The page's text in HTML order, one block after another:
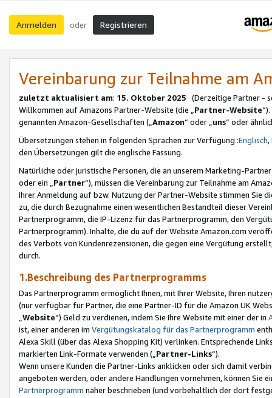
Anmelden oder Registrieren
Vereinbarung zur Teilnahme am
zuletzt aktualisiert am: 15. Oktober 2025 (Derzeitige Partner -
Willkommen auf Amazons Partner-Website (die „Partner-Website
genannten Amazon-Gesellschaften („Amazon“ oder „uns“ oder
Übersetzungen stehen in folgenden Sprachen zur Verfügung :Englisch,
den Übersetzungen gilt die englische Fassung.
Natürliche oder juristische Personen, die an unserem Marketing-
oder ein „Partner“), müssen die Vereinbarung zur Teilnahme am
Ihrer Anmeldung auf bzw. Nutzung der Partner-Website stimmen Sie
zu, die durch Bezugnahme einen wesentlichen Bestandteil dieser
Partnerprogramm, die IP-Lizenz für das Partnerprogramm, den
Partnerprogramm). Inhalte, die du auf der Website Amazon.com
des Verbots von Kundenrezensionen, die gegen eine Vergütung
durch.
1.Beschreibung des Partnerprogramms
Das Partnerprogramm ermöglicht Ihnen, mit Ihrer Website, Ihren
(nur verfügbar für Partner, die eine Partner-ID für die Amazon UK
Website“) Geld zu verdienen, indem Sie Ihre Website mit einer der in
ist, einer anderen im Vergütungskatalog für das Partnerprogramm
Alexa Skill (über das Alexa Shopping Kit) verlinken. Entsprechende
markierten Link-Formate verwenden („ Partner-Links“).
Wenn unsere Kunden die Partner-Links anklicken oder sich damit
angeboten werden, oder andere Handlungen vornehmen, können Sie
Partnerprogramm näher beschrieben (und vorbehaltlich der dort